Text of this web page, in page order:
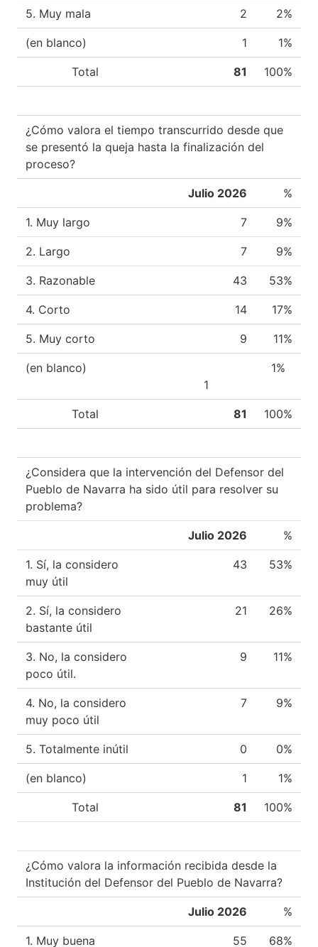
5. Muy mala 2 2%
(en blanco) 1 1%
Total 81 100%
¿Cómo valora el tiempo transcurrido desde que
se presentó la queja hasta la finalización del
proceso?
Julio 2026 %
1. Muy largo 7 9%
2. Largo 7 9%
3. Razonable 43 53%
4. Corto 14 17%
5. Muy corto 9 11%
(en blanco)
1
1%
Total 81 100%
¿Considera que la intervención del Defensor del
Pueblo de Navarra ha sido útil para resolver su
problema?
Julio 2026 %
1. Sí, la considero
muy útil
43 53%
2. Sí, la considero
bastante útil
21 26%
3. No, la considero
poco útil.
9 11%
4. No, la considero
muy poco útil
7 9%
5. Totalmente inútil 0 0%
(en blanco) 1 1%
Total 81 100%
¿Cómo valora la información recibida desde la
Institución del Defensor del Pueblo de Navarra?
Julio 2026 %
1. Muy buena 55 68%